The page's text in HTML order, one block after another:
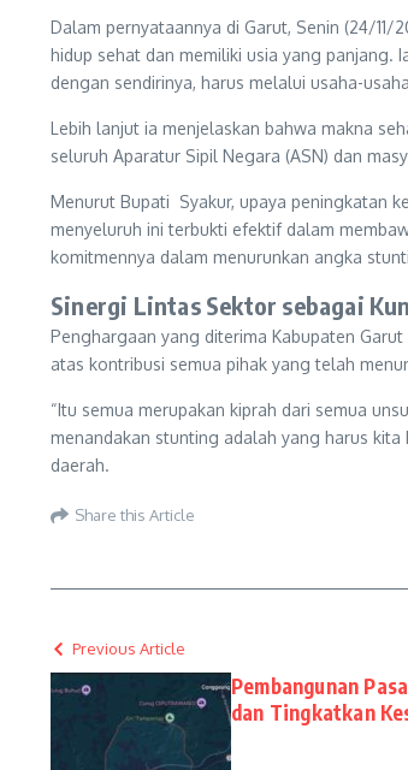
Dalam pernyataannya di Garut, Senin (24/
hidup sehat dan memiliki usia yang panjang.
dengan sendirinya, harus melalui usaha-
Lebih lanjut ia menjelaskan bahwa makna
seluruh Aparatur Sipil Negara (ASN) dan
Menurut Bupati Syakur, upaya peningkatan
menyeluruh ini terbukti efektif dalam
komitmennya dalam menurunkan angka
Sinergi Lintas Sektor sebagai
Penghargaan yang diterima Kabupaten
atas kontribusi semua pihak yang telah
“Itu semua merupakan kiprah dari semua
menandakan stunting adalah yang harus
daerah.
Share this Article
Previous Article
Pembangunan
dan Tingkatkan